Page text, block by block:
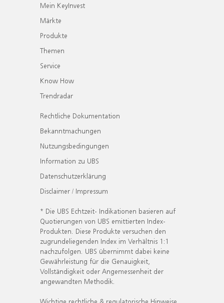
Mein KeyInvest
Märkte
Produkte
Themen
Service
Know How
Trendradar
Rechtliche Dokumentation
Bekanntmachungen
Nutzungsbedingungen
Information zu UBS
Datenschutzerklärung
Disclaimer / Impressum
* Die UBS Echtzeit- Indikationen basieren auf
Quotierungen von UBS emittierten Index-
Produkten. Diese Produkte versuchen den
zugrundeliegenden Index im Verhältnis 1:1
nachzufolgen. UBS übernimmt dabei keine
Gewährleistung für die Genauigkeit,
Vollständigkeit oder Angemessenheit der
angewandten Methodik.